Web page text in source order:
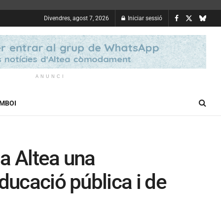
Divendres, agost 7, 2026 Iniciar sessió
ANUNCI
Altea una
pública i de